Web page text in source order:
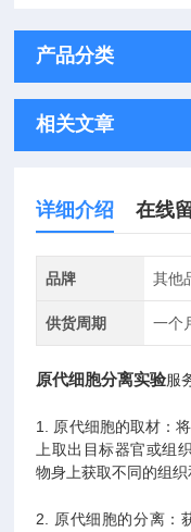
产品分类
相关文章
详细介绍 在线
品牌 其他
供货周期 一个
原代细胞分离实验服
1. 原代细胞的取材：
上取出目标器官或组
物身上获取不同的组织
2. 原代细胞的分离：